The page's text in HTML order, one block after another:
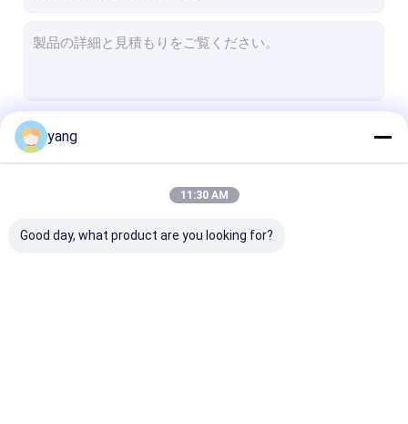
鋼鉄金属キャビネット
シートメタルオーガナイザー
yang
11:30 AM
Good day, what product are you looking for?